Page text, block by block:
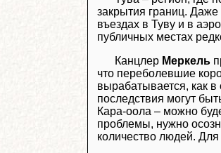
закрытия границ. Даже
въездах в Туву и в
публичных местах
Канцлер Меркель
что переболевшие
вырабатывается, как
последствия могут
Кара-оола – можно
проблемы, нужно
количество людей.